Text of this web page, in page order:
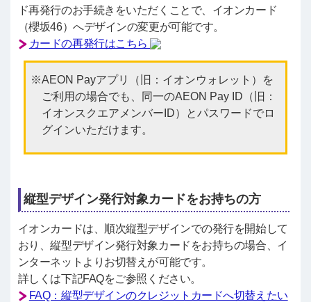
ド再発行のお手続きをいただくことで、イオンカード
（櫻坂46）へデザインの変更が可能です。
カードの再発行はこちら
AEON Payアプリ（旧：イオンウォレット）を
ご利用の場合でも、同一のAEON Pay ID（旧：
イオンスクエアメンバーID）とパスワードでロ
グインいただけます。
縦型デザイン発行対象カードをお持ちの方
イオンカードは、順次縦型デザインでの発行を開始して
おり、縦型デザイン発行対象カードをお持ちの場合、イ
ンターネットよりお切替えが可能です。
詳しくは下記FAQをご参照ください。
FAQ：縦型デザインのクレジットカードへ切替えたい